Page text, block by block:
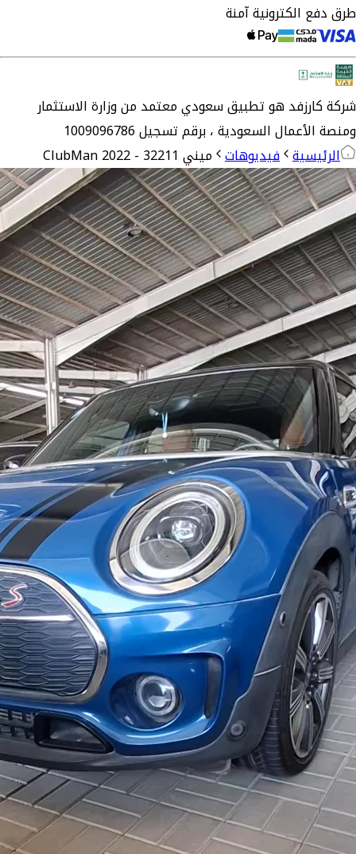
طرق دفع الكترونية آمنة
شركةكارزفدهو تطبيق سعودي معتمد من وزارة الاستثمار
ومنصة الأعمال السعودية ،برقم تسجيل 1009096786
الرئيسية فيديوهات ميني ClubMan 2022 - 32211